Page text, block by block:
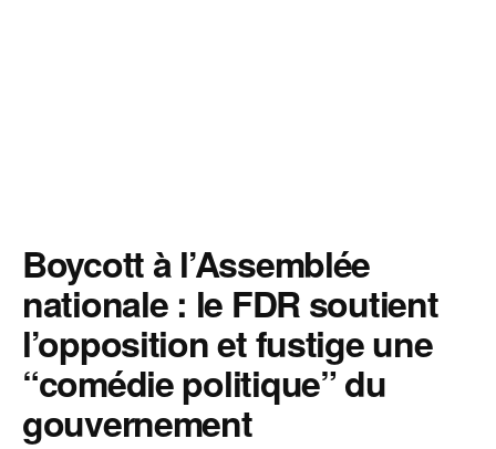
Boycott à l’Assemblée
nationale : le FDR soutient
l’opposition et fustige une
“comédie politique” du
gouvernement